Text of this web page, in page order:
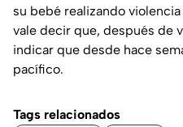
su bebé realizando
vale decir que, después de
indicar que desde hace
pacífico.
Tags relacionados